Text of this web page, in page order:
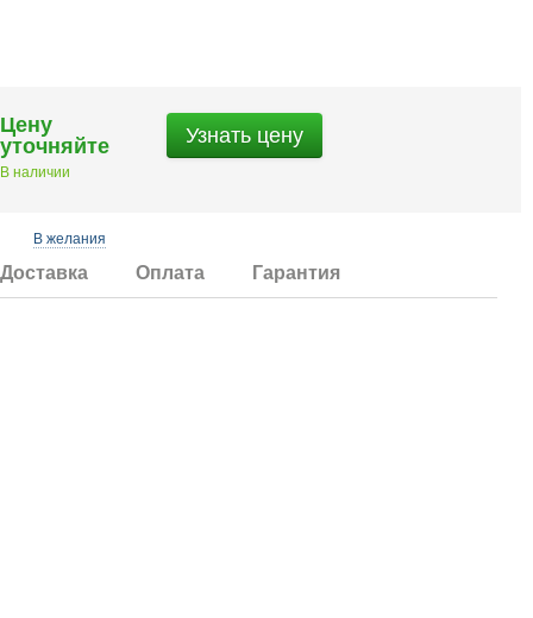
Цену
уточняйте
В наличии
Узнать цену
В желания
Доставка Оплата Гарантия